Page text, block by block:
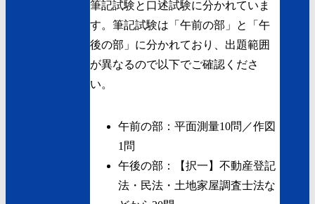
筆記試験と口述試験に分かれていま
す。筆記試験は「午前の部」と「午
後の部」に分かれており、出題範囲
が異なるので以下でご確認くださ
い。
午前の部：平面測量10問／作図
1問
午後の部：【択一】不動産登記
法・民法・土地家屋調査士法な